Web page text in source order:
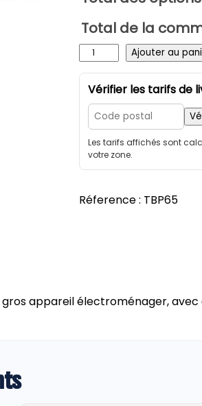
Total de la
é
e
o
Ajouter au
Vérifier les tarifs de
Les tarifs affichés sont
votre zone.
Réference : TBP65
appareil électroménager,